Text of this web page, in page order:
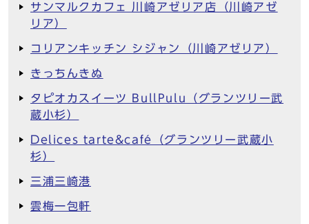
サンマルクカフェ 川崎アゼリア店（川崎アゼ
リア）
コリアンキッチン シジャン（川崎アゼリア）
きっちんきぬ
タピオカスイーツ BullPulu（グランツリー武
蔵小杉）
Delices tarte&café（グランツリー武蔵小
杉）
三浦三崎港
雲梅一包軒